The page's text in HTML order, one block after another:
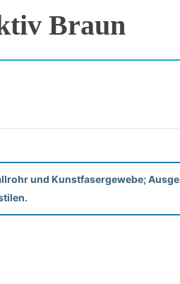
Braun
und Kunstfasergewebe;